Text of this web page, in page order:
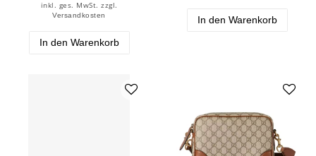
inkl. ges. MwSt. zzgl.
Versandkosten
In den Warenkorb
In den Warenkorb